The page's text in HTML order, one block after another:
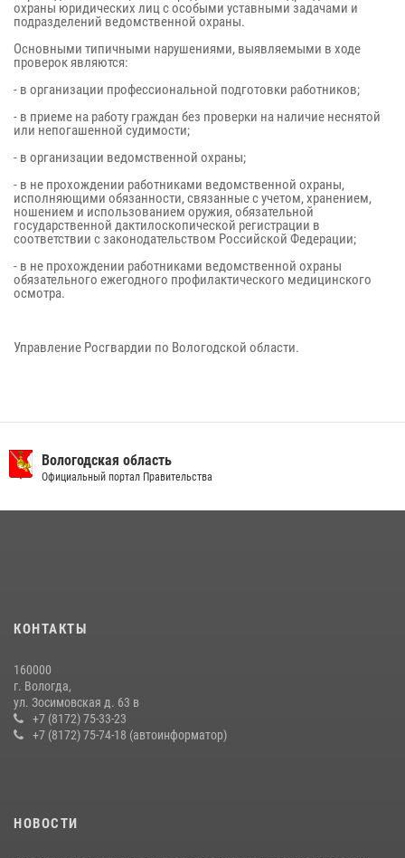
охраны юридических лиц с особыми уставными задачами и
подразделений ведомственной охраны.
Основными типичными нарушениями, выявляемыми в ходе
проверок являются:
- в организации профессиональной подготовки работников;
- в приеме на работу граждан без проверки на наличие неснятой
или непогашенной судимости;
- в организации ведомственной охраны;
- в не прохождении работниками ведомственной охраны,
исполняющими обязанности, связанные с учетом, хранением,
ношением и использованием оружия, обязательной
государственной дактилоскопической регистрации в
соответствии с законодательством Российской Федерации;
- в не прохождении работниками ведомственной охраны
обязательного ежегодного профилактического медицинского
осмотра.
Управление Росгвардии по Вологодской области.
Вологодская область
Официальный портал Правительства
КОНТАКТЫ
160000
г. Вологда,
ул. Зосимовская д. 63 в
+7 (8172) 75-33-23
+7 (8172) 75-74-18 (автоинформатор)
НОВОСТИ